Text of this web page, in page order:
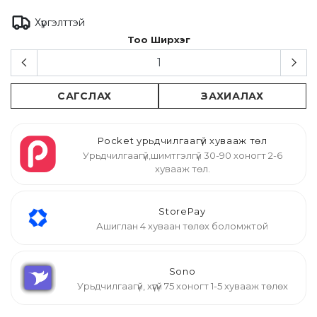
Хүргэлттэй
Тоо Ширхэг
САГСЛАХ ЗАХИАЛАХ
Pocket урьдчилгаагүй хувааж төл
Урьдчилгаагүй,шимтгэлгүй 30-90 хоногт 2-6
хувааж төл.
StorePay
Ашиглан 4 хуваан төлөх боломжтой
Sono
Урьдчилгаагүй, хүүгүй 75 хоногт 1-5 хувааж төлөх